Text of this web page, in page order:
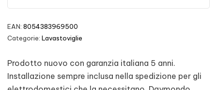
EAN: 8054383969500
Categorie: Lavastoviglie
Prodotto nuovo con garanzia italiana 5 anni.
Installazione sempre inclusa nella spedizione per gli